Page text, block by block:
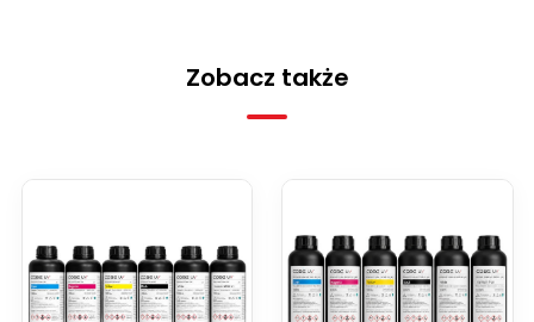
Zobacz także